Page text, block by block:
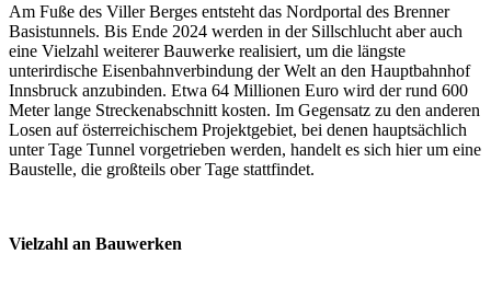
Am Fuße des Viller Berges entsteht das Nordportal des Brenner
Basistunnels. Bis Ende 2024 werden in der Sillschlucht aber auch
eine Vielzahl weiterer Bauwerke realisiert, um die längste
unterirdische Eisenbahnverbindung der Welt an den Hauptbahnhof
Innsbruck anzubinden. Etwa 64 Millionen Euro wird der rund 600
Meter lange Streckenabschnitt kosten. Im Gegensatz zu den anderen
Losen auf österreichischem Projektgebiet, bei denen hauptsächlich
unter Tage Tunnel vorgetrieben werden, handelt es sich hier um eine
Baustelle, die großteils ober Tage stattfindet.
Vielzahl an Bauwerken